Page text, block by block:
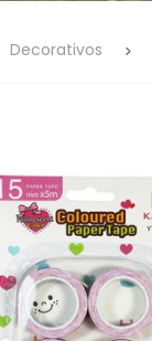
Decorativos